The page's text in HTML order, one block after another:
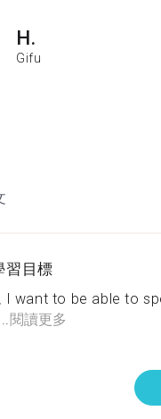
H.
Gifu
習目標
I want to be able to
閱讀更多